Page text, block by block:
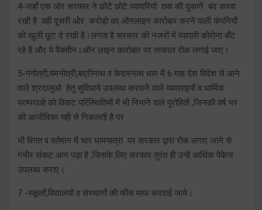
4-जहाँ एक ओर सरकार ने छोटे छोटे व्यापारियों तक की दुकानें बंद करवा
रखी है वही दूसरी ओर करोड़ो का ऑनलाइन कारोबार करने वाली कंपनियों
को खुली छूट दे रखी है।लगता है सरकार की नजरों में व्यापारी कोरोना बाँट
रहे है और ये वैक्सीन।ऑन लाइन कारोबार पर तत्काल रोक लगाई जाए।
5-गंगोत्री,यमनोत्री,बद्रीनाथ व केदारनाथ धाम में 6 माह देश विदेश से आने
वाले श्रदालुओ हेतु सुविधाये उपलब्ध करवाने वाले व्यवसाइयों व धार्मिक
परम्पराओ को विकट परिस्थितियों में भी निभाने वाले पुरोहितों ,जिनकी वर्ष भर
की आजीविका यही से निकलती है पर
भी विगत व वर्तमान में चार धामयात्रा पर सरकार द्वारा रोक लगाए जाने से
गंभीर संकट आन पड़ा है ,जिसके लिए सरकार तुरंत ही उन्हें आर्थिक पैकेज
उपलब्ध कराए।
7 -स्कूलों,विद्यालयों व संस्थानों की फीस माफ करवाई जाये।